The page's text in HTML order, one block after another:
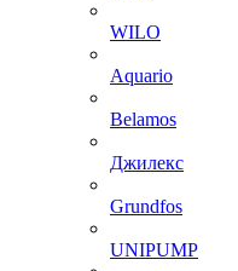
WILO
Aquario
Belamos
Джилекс
Grundfos
UNIPUMP